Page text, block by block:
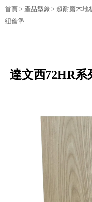
首頁 > 產品型錄 > 超耐磨木地
紐倫堡
達文西72HR系